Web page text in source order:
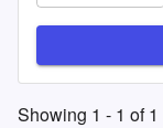
Showing 1 - 1 of1